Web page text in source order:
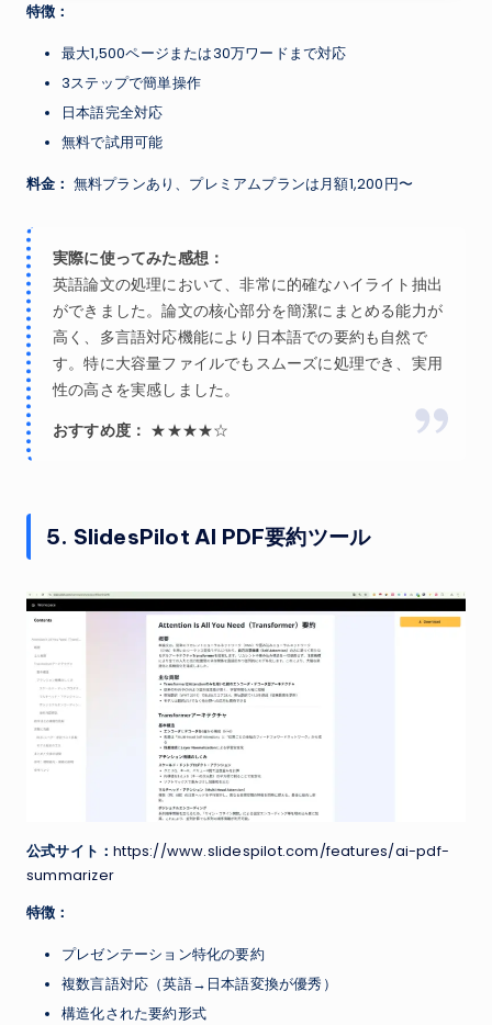
特徴：
最大1,500ページまたは30万ワードまで対応
3ステップで簡単操作
日本語完全対応
無料で試用可能
料金： 無料プランあり、プレミアムプランは月額1,200円〜
実際に使ってみた感想：
英語論文の処理において、非常に的確なハイライト抽出
ができました。論文の核心部分を簡潔にまとめる能力が
高く、多言語対応機能により日本語での要約も自然で
す。特に大容量ファイルでもスムーズに処理でき、実用
性の高さを実感しました。
おすすめ度： ★★★★☆
5. SlidesPilot AI PDF要約ツール
公式サイト：https://www.slidespilot.com/features/ai-pdf-
summarizer
特徴：
プレゼンテーション特化の要約
複数言語対応（英語→日本語変換が優秀）
構造化された要約形式